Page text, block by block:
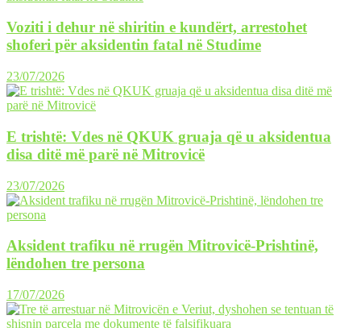
Voziti i dehur në shiritin e kundërt, arrestohet
shoferi për aksidentin fatal në Studime
23/07/2026
E trishtë: Vdes në QKUK gruaja që u aksidentua
disa ditë më parë në Mitrovicë
23/07/2026
Aksident trafiku në rrugën Mitrovicë-Prishtinë,
lëndohen tre persona
17/07/2026